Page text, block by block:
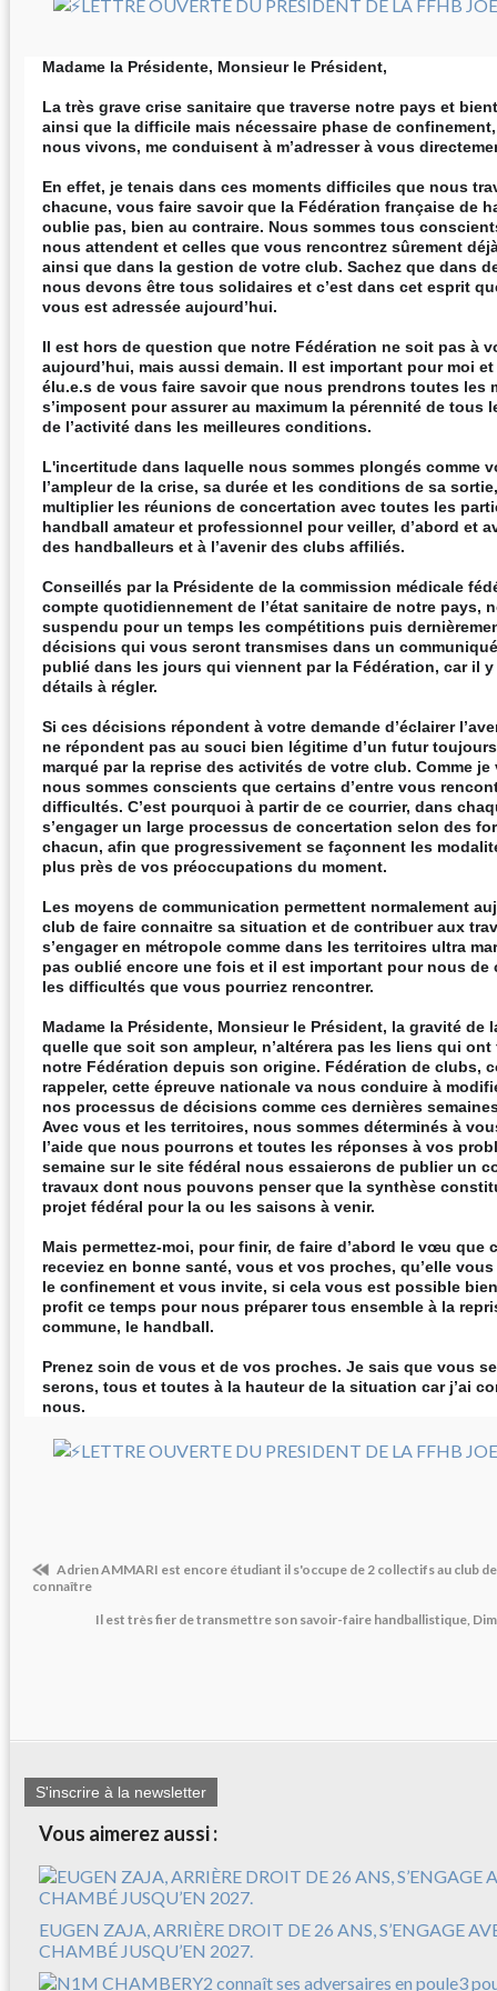
Madame la Présidente, Monsieur le Président,
La très grave crise sanitaire que traverse notre pays et
ainsi que la difficile mais nécessaire phase de
nous vivons, me conduisent à m’adresser à vous
En effet, je tenais dans ces moments difficiles que nous
chacune, vous faire savoir que la Fédération française de
oublie pas, bien au contraire. Nous sommes tous
nous attendent et celles que vous rencontrez sûrement
ainsi que dans la gestion de votre club. Sachez que dans
nous devons être tous solidaires et c’est dans cet esprit
vous est adressée aujourd’hui.
Il est hors de question que notre Fédération ne soit pas à
aujourd’hui, mais aussi demain. Il est important pour moi et
élu.e.s de vous faire savoir que nous prendrons toutes les
s’imposent pour assurer au maximum la pérennité de tous
de l’activité dans les meilleures conditions.
L'incertitude dans laquelle nous sommes plongés comme
l’ampleur de la crise, sa durée et les conditions de sa
multiplier les réunions de concertation avec toutes les
handball amateur et professionnel pour veiller, d’abord et
des handballeurs et à l’avenir des clubs affiliés.
Conseillés par la Présidente de la commission médicale
compte quotidiennement de l’état sanitaire de notre pays,
suspendu pour un temps les compétitions puis
décisions qui vous seront transmises dans un
publié dans les jours qui viennent par la Fédération, car il
détails à régler.
Si ces décisions répondent à votre demande d’éclairer
ne répondent pas au souci bien légitime d’un futur
marqué par la reprise des activités de votre club. Comme je
nous sommes conscients que certains d’entre vous
difficultés. C’est pourquoi à partir de ce courrier, dans
s’engager un large processus de concertation selon des
chacun, afin que progressivement se façonnent les
plus près de vos préoccupations du moment.
Les moyens de communication permettent normalement
club de faire connaitre sa situation et de contribuer aux
s’engager en métropole comme dans les territoires ultra
pas oublié encore une fois et il est important pour nous de
les difficultés que vous pourriez rencontrer.
Madame la Présidente, Monsieur le Président, la gravité de
quelle que soit son ampleur, n’altérera pas les liens qui ont
notre Fédération depuis son origine. Fédération de clubs,
rappeler, cette épreuve nationale va nous conduire à
nos processus de décisions comme ces dernières
Avec vous et les territoires, nous sommes déterminés à
l’aide que nous pourrons et toutes les réponses à vos
semaine sur le site fédéral nous essaierons de publier un
travaux dont nous pouvons penser que la synthèse
projet fédéral pour la ou les saisons à venir.
Mais permettez-moi, pour finir, de faire d’abord le vœu que
receviez en bonne santé, vous et vos proches, qu’elle
le confinement et vous invite, si cela vous est possible
profit ce temps pour nous préparer tous ensemble à la
commune, le handball.
Prenez soin de vous et de vos proches. Je sais que vous
serons, tous et toutes à la hauteur de la situation car j’ai
nous.
Adrien AMMARI est encore étudiant il s'occupe de 2 collectifs au club
connaître
Il est très fier de transmettre son savoir-faire handballistique,
S'inscrire à la newsletter
Vous aimerez aussi :
EUGEN ZAJA, ARRIÈRE DROIT DE 26 ANS, S’ENGAGE
CHAMBÉ JUSQU’EN 2027.